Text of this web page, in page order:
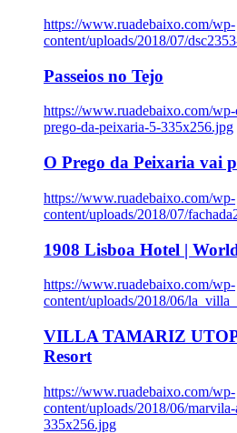
https://www.ruadebaixo.com/wp-
content/uploads/2018/07/
Passeios no Tejo
https://www.ruadebaixo.com/
prego-da-peixaria-5-335x256.jpg
O Prego da Peixaria vai
https://www.ruadebaixo.com/wp-
content/uploads/2018/07/
1908 Lisboa Hotel |
https://www.ruadebaixo.com/wp-
content/uploads/2018/06/
VILLA TAMARIZ
Resort
https://www.ruadebaixo.com/wp-
content/uploads/2018/06/
335x256.jpg